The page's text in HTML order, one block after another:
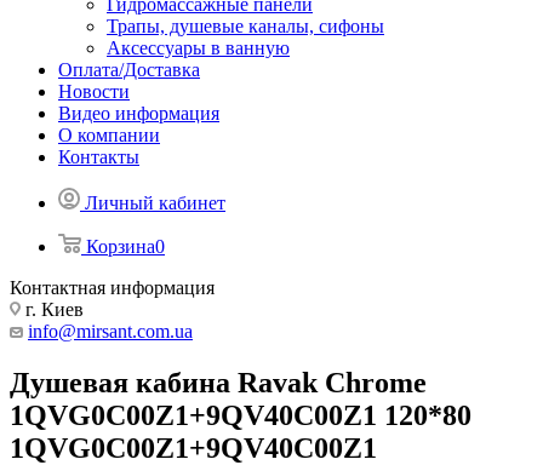
Гидромассажные панели
Трапы, душевые каналы, сифоны
Аксессуары в ванную
Оплата/Доставка
Новости
Видео информация
О компании
Контакты
Личный кабинет
Корзина0
Контактная информация
г. Киев
info@mirsant.com.ua
Душевая кабина Ravak Chrome
1QVG0C00Z1+9QV40C00Z1 120*80
1QVG0C00Z1+9QV40C00Z1